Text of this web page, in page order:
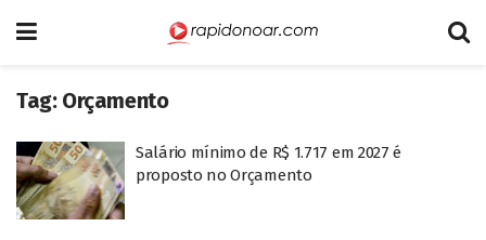
Tag: Orçamento
Salário mínimo de R$ 1.717 em 2027 é
proposto no Orçamento